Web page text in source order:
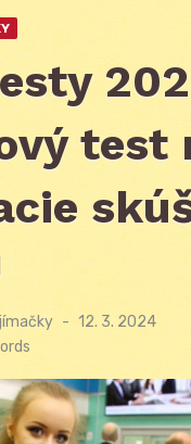
test
Posted
12. 3. 2024